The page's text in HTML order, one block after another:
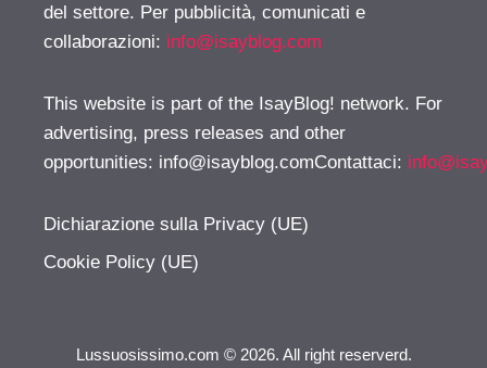
del settore. Per pubblicità, comunicati e
collaborazioni: info@isayblog.com
This website is part of the IsayBlog! network. For
advertising, press releases and other
opportunities: info@isayblog.comContattaci:
Dichiarazione sulla Privacy (UE)
Cookie Policy (UE)
Lussuosissimo.com © 2026. All right reserverd.